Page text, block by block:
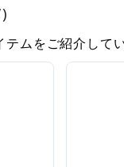
ムをご紹介してい